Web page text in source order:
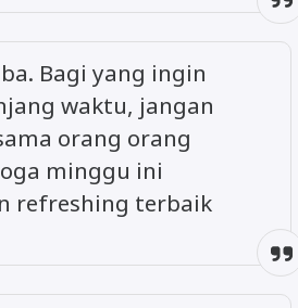
Bagi yang ingin
waktu, jangan
orang orang
minggu ini
refreshing terbaik